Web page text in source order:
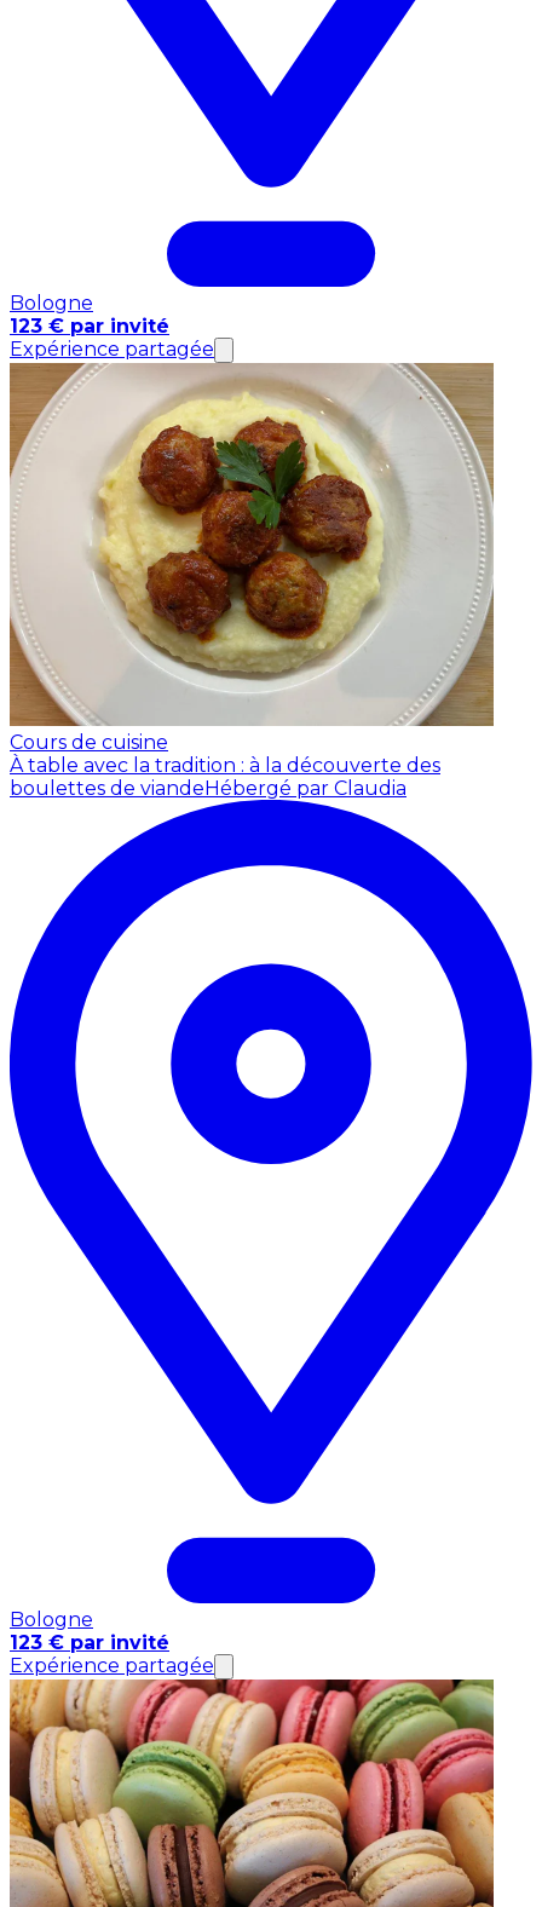
Bologne
123 € par invité
Expérience partagée
Cours de cuisine
À table avec la tradition : à la découverte des
boulettes de viandeHébergé par Claudia
Bologne
123 € par invité
Expérience partagée